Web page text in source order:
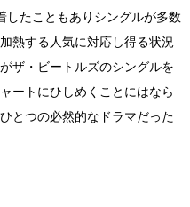
したこともありシングルが多数
熱する人気に対応し得る状況
ザ・ビートルズのシングルを
ートにひしめくことにはなら
とつの必然的なドラマだった